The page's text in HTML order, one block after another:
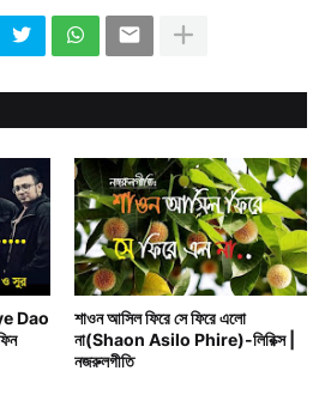
Dao
BENGALI RAIN SONG
শাওন আসিল ফিরে সে ফিরে এলো
না(Shaon Asilo Phire)-লিরিক্স |
নজরুলগীতি